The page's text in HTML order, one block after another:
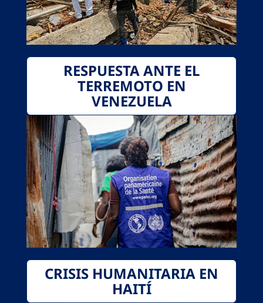
RESPUESTA ANTE EL
TERREMOTO EN
VENEZUELA
CRISIS HUMANITARIA EN
HAITÍ